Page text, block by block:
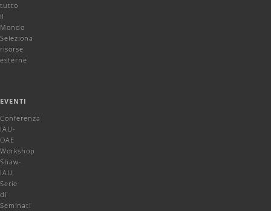
tutto
il
Mondo
Seleziona
risorse
esterne
EVENTI
Conferenza
IAU-
OAE
Workshop
Shaw-
IAU
Serie
di
Seminati